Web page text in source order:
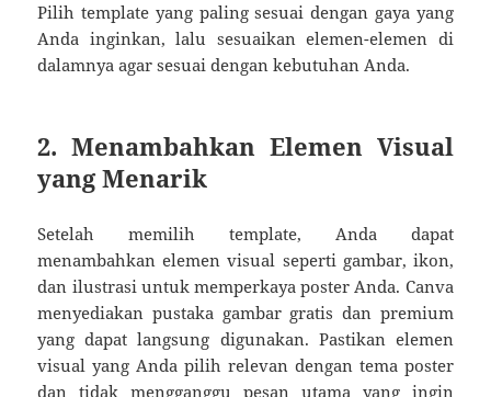
Pilih template yang paling sesuai dengan gaya yang
Anda inginkan, lalu sesuaikan elemen-elemen di
dalamnya agar sesuai dengan kebutuhan Anda.
2. Menambahkan Elemen Visual
yang Menarik
Setelah memilih template, Anda dapat
menambahkan elemen visual seperti gambar, ikon,
dan ilustrasi untuk memperkaya poster Anda. Canva
menyediakan pustaka gambar gratis dan premium
yang dapat langsung digunakan. Pastikan elemen
visual yang Anda pilih relevan dengan tema poster
dan tidak mengganggu pesan utama yang ingin